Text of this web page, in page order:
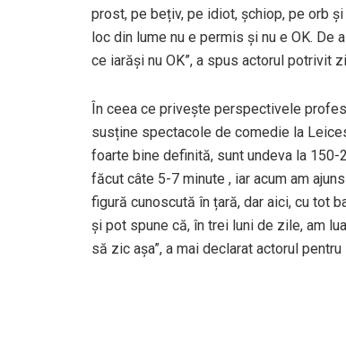
prost, pe bețiv, pe idiot, șchiop, pe orb
loc din lume nu e permis și nu e OK.
ce iarăși nu OK”, a spus actorul potrivit
În ceea ce privește perspectivele
susține spectacole de comedie la
foarte bine definită, sunt undeva la 150-
făcut câte 5-7 minute , iar acum am
figură cunoscută în țară, dar aici, cu tot
și pot spune că, în trei luni de zile, am
să zic așa”, a mai declarat actorul